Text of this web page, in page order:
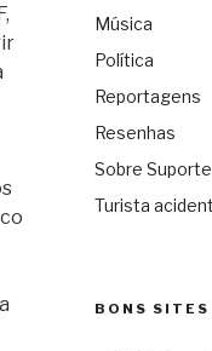
Música
Política
Reportagens
Resenhas
Sobre
Turista
BONS SITES